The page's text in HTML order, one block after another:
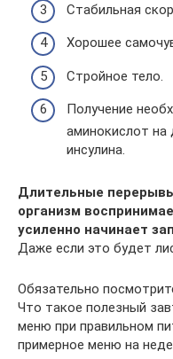
Стабильная
Хорошее
Стройное тело.
Получение
аминокислот на
инсулина.
Длительные
организм
усиленно начинает
Даже если это будет
Обязательно
Что такое полезный
меню при правильном
примерное меню на